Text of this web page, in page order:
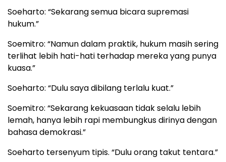
Soeharto: “Sekarang semua bicara supremasi
hukum.”
Soemitro: “Namun dalam praktik, hukum masih sering
terlihat lebih hati-hati terhadap mereka yang punya
kuasa.”
Soeharto: “Dulu saya dibilang terlalu kuat.”
Soemitro: “Sekarang kekuasaan tidak selalu lebih
lemah, hanya lebih rapi membungkus dirinya dengan
bahasa demokrasi.”
Soeharto tersenyum tipis. “Dulu orang takut tentara.”